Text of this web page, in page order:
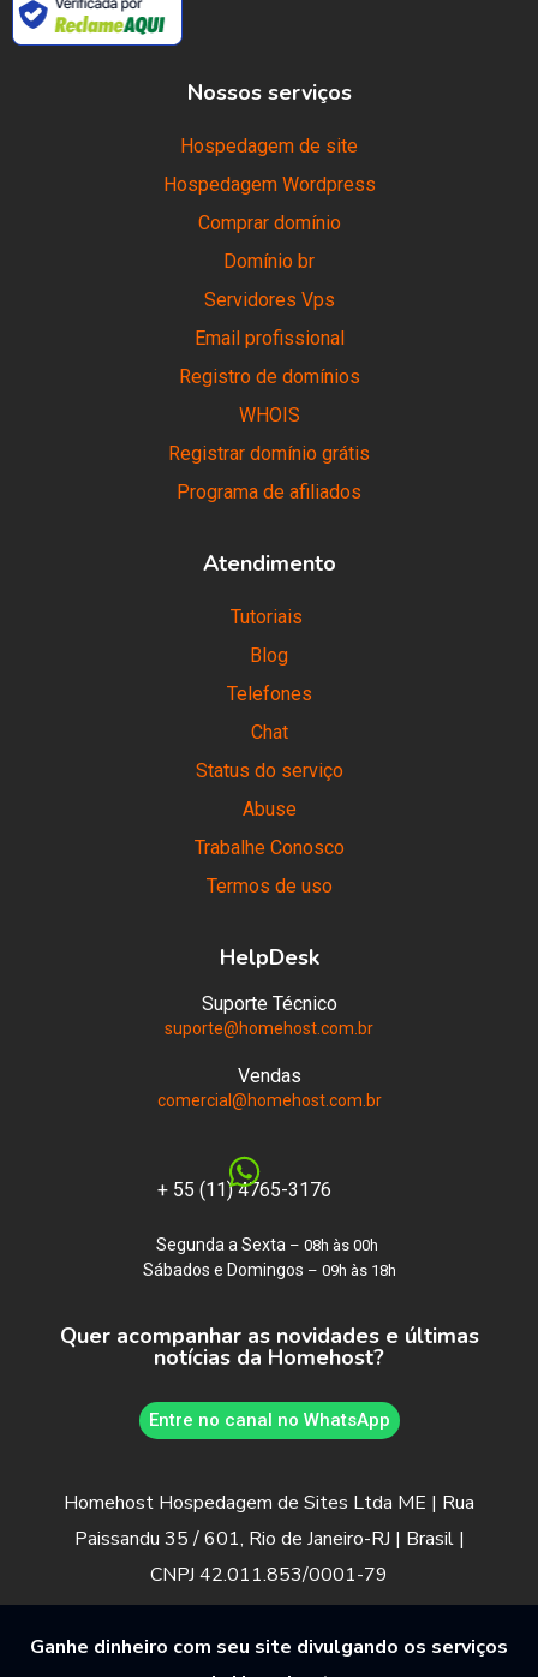
Nossos serviços
Hospedagem de site
Hospedagem Wordpress
Comprar domínio
Domínio br
Servidores Vps
Email profissional
Registro de domínios
WHOIS
Registrar domínio grátis
Programa de afiliados
Atendimento
Tutoriais
Blog
Telefones
Chat
Status do serviço
Abuse
Trabalhe Conosco
Termos de uso
HelpDesk
Suporte Técnico
suporte@homehost.com.br
Vendas
comercial@homehost.com.br
+ 55 (11) 4765-3176
Segunda a Sexta – 08h às 00h
Sábados e Domingos – 09h às 18h
Quer acompanhar as novidades e últimas
notícias da Homehost?
Entre no canal no WhatsApp
Homehost Hospedagem de Sites Ltda ME | Rua
Paissandu 35 / 601, Rio de Janeiro-RJ | Brasil |
CNPJ 42.011.853/0001-79
Ganhe dinheiro com seu site divulgando os serviços